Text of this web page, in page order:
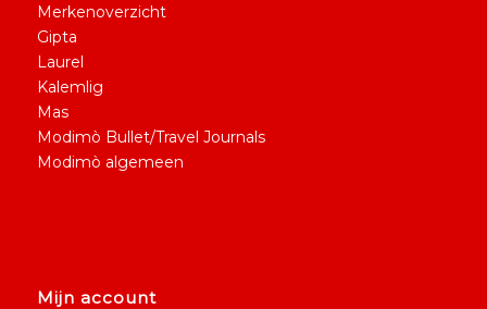
Merkenoverzicht
Gipta
Laurel
Kalemlig
Mas
Modimò Bullet/Travel Journals
Modimò algemeen
Mijn account